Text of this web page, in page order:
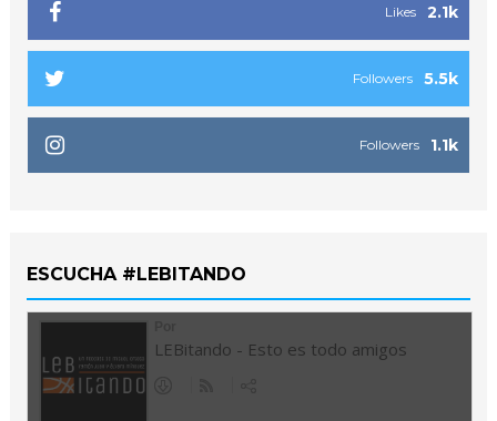
2.1k
Likes
5.5k
Followers
1.1k
Followers
ESCUCHA #LEBITANDO